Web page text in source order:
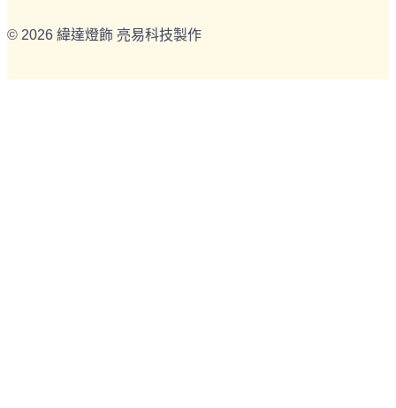
© 2026 緯達燈飾 亮易科技製作